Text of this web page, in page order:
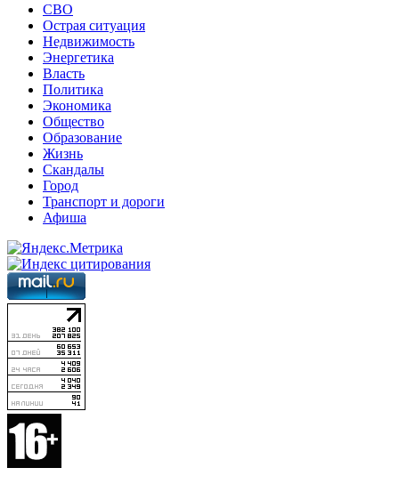
СВО
Острая ситуация
Недвижимость
Энергетика
Власть
Политика
Экономика
Общество
Образование
Жизнь
Скандалы
Город
Транспорт и дороги
Афиша